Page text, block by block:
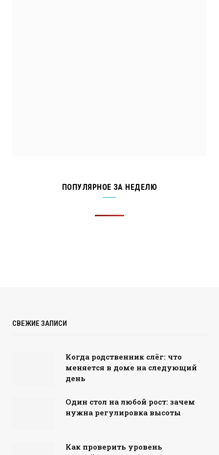
ПОПУЛЯРНОЕ ЗА НЕДЕЛЮ
СВЕЖИЕ ЗАПИСИ
Когда родственник слёг: что
меняется в доме на следующий
день
Один стол на любой рост: зачем
нужна регулировка высоты
Как проверить уровень